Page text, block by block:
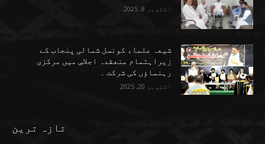
اکتوبر 8, 2025
شیعہ علماء کونسل شمالی پنجاب کے
زیراہتمام منعقدہ اجلاسِ میں مرکزی
رہنماؤں کی شرکت ۔
اکتوبر 20, 2025
تازہ ترین